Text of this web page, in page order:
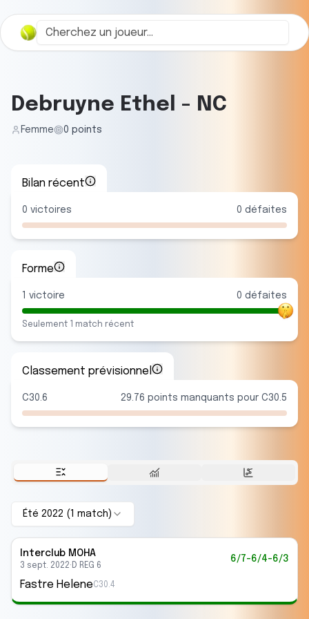
Debruyne Ethel - NC
Femme 0 points
Bilan récent
0 victoires 0 défaites
Forme
victoire 0 défaites
Seulement match récent
Classement prévisionnel
C30.6 29.76 points manquants pour C30.5
Été 2022 ( match )
Interclub MOHA
3 sept. 2022· D REG 6
6/7-6/4-6/3
Fastre HeleneC30.4